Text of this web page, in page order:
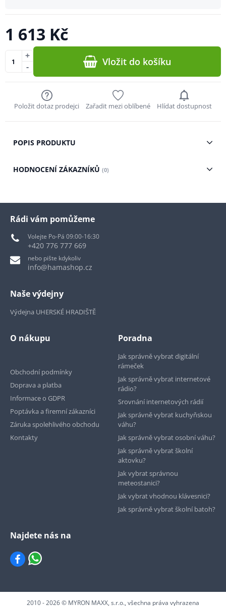
1 613 Kč
-
+ Vložit do košíku
Položit dotaz prodejci Zařadit mezi oblíbené Hlídat dostupnost
POPIS PRODUKTU
HODNOCENÍ ZÁKAZNÍKŮ (0)
Rádi vám pomůžeme
Volejte Po-Pá 09:00-16:30
+420 776 777 669
nebo pište kdykoliv
info@hamashop.cz
Naše výdejny
Výdejna UHERSKÉ HRADIŠTĚ
O nákupu
Obchodní podmínky
Doprava a platba
Informace o GDPR
Poptávka a firemní zákazníci
Záruka spolehlivého obchodu
Kontakty
Poradna
Jak správně vybrat digitální
rámeček
Jak správně vybrat internetové
rádio?
Srovnání internetových rádií
Jak správně vybrat kuchyňskou
váhu?
Jak správně vybrat osobní váhu?
Jak správně vybrat školní
aktovku?
Jak vybrat správnou
meteostanici?
Jak vybrat vhodnou klávesnici?
Jak správně vybrat školní batoh?
Najdete nás na
2010 - 2026 © MYRON MAXX, s.r.o., všechna práva vyhrazena